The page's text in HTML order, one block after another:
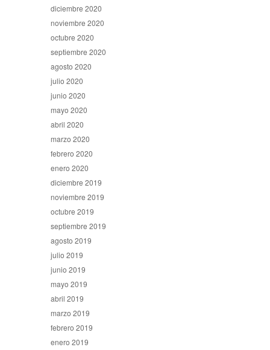
diciembre 2020
noviembre 2020
octubre 2020
septiembre 2020
agosto 2020
julio 2020
junio 2020
mayo 2020
abril 2020
marzo 2020
febrero 2020
enero 2020
diciembre 2019
noviembre 2019
octubre 2019
septiembre 2019
agosto 2019
julio 2019
junio 2019
mayo 2019
abril 2019
marzo 2019
febrero 2019
enero 2019